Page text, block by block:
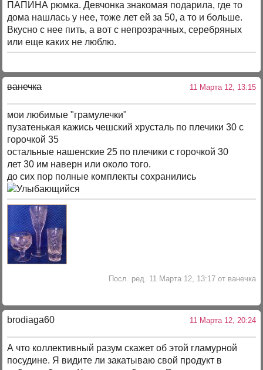
ПАПИНА рюмка. Девчонка знакомая подарила, где то
дома нашлась у нее, тоже лет ей за 50, а то и больше.
Вкусно с нее пить, а вот с непрозрачных, серебряных
или еще каких не люблю.
ванечка 11 Марта 12, 13:15
мои любимые "грамулечки"
пузатенькая кажись чешский хрусталь по плечики 30 с
горочкой 35
остальные нашенские 25 по плечики с горочкой 30
лет 30 им наверн или около того.
до сих пор полные комплекты сохранились
Посл. ред. 11 Марта 12, 13:17 от ванечка
brodiaga60 11 Марта 12, 20:24
А что коллективный разум скажет об этой гламурной
посудине. Я видите ли закатываю свой продукт в